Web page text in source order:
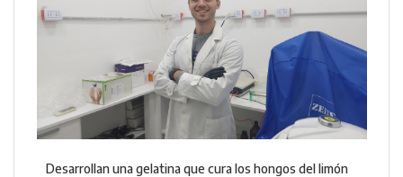
Desarrollan una gelatina que cura los hongos del limón